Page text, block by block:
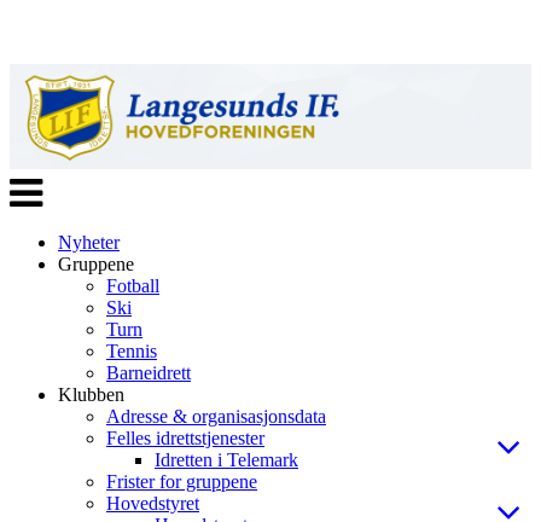
Veksle
navigasjon
Nyheter
Gruppene
Fotball
Ski
Turn
Tennis
Barneidrett
Klubben
Adresse & organisasjonsdata
Felles idrettstjenester
Idretten i Telemark
Frister for gruppene
Hovedstyret